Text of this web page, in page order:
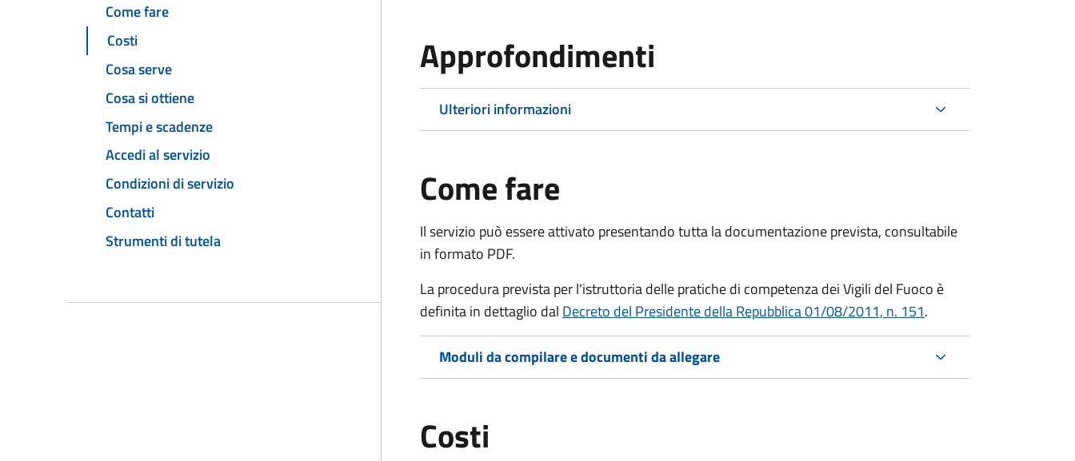
Come fare
Costi
Cosa serve
Cosa si ottiene
Tempi e scadenze
Accedi al servizio
Condizioni di servizio
Contatti
Strumenti di tutela
Approfondimenti
Ulteriori informazioni
Come fare
Il servizio può essere attivato presentando tutta la documentazione prevista, consultabile
in formato PDF.
La procedura prevista per l'istruttoria delle pratiche di competenza dei Vigili del Fuoco è
definita in dettaglio dal Decreto del Presidente della Repubblica 01/08/2011, n. 151.
Moduli da compilare e documenti da allegare
Costi